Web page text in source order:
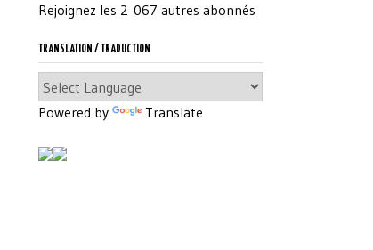
Rejoignez les 2 067 autres abonnés
TRANSLATION / TRADUCTION
Powered by Translate